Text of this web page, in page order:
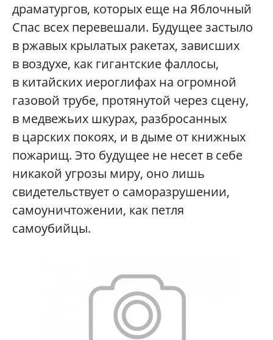
драматургов, которых еще на Яблочный
Спас всех перевешали. Будущее застыло
в ржавых крылатых ракетах, зависших
в воздухе, как гигантские фаллосы,
в китайских иероглифах на огромной
газовой трубе, протянутой через сцену,
в медвежьих шкурах, разбросанных
в царских покоях, и в дыме от книжных
пожарищ. Это будущее не несет в себе
никакой угрозы миру, оно лишь
свидетельствует о саморазрушении,
самоуничтожении, как петля
самоубийцы.